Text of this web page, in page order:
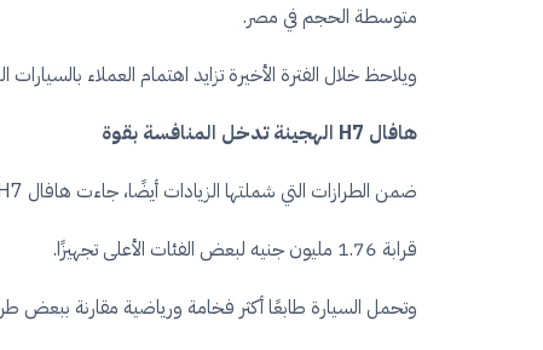
متوسطة الحجم في مصر.
ويلاحظ خلال الفترة الأخيرة تزايد اهتمام العملاء
هافال H7 الهجينة تدخل المنافسة بقوة
قرابة 1.76 مليون جنيه لبعض الفئات الأعلى تجهيزًا.